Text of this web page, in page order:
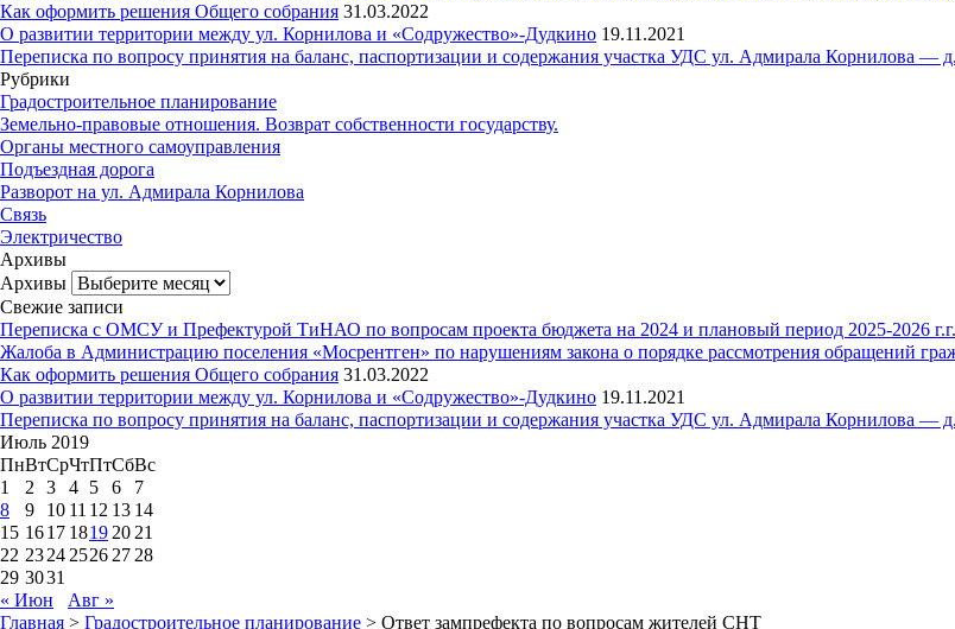
Как оформить решения Общего собрания 31.03.2022
О развитии территории между ул. Корнилова и «Содружество»-Дудкино 19.11.2021
Переписка по вопросу принятия на баланс, паспортизации и содержания участка УДС ул. Адмирала Корнилова —
Рубрики
Градостроительное планирование
Земельно-правовые отношения. Возврат собственности государству.
Органы местного самоуправления
Подъездная дорога
Разворот на ул. Адмирала Корнилова
Связь
Электричество
Архивы
Архивы
Свежие записи
Переписка с ОМСУ и Префектурой ТиНАО по вопросам проекта бюджета на 2024 и плановый период 2025-2026 г.г.
Жалоба в Администрацию поселения «Мосрентген» по нарушениям закона о порядке рассмотрения обращений
Как оформить решения Общего собрания 31.03.2022
О развитии территории между ул. Корнилова и «Содружество»-Дудкино 19.11.2021
Переписка по вопросу принятия на баланс, паспортизации и содержания участка УДС ул. Адмирала Корнилова —
Июль 2019
ПнВтСрЧтПтСбВс
1
2 3 4 5 6
7
8
9 10 11 12 13 14
15 1617 1819 20 21
22 2324 2526 27 28
29 3031
« Июн
Авг »
Главная > Градостроительное планирование > Ответ зампрефекта по вопросам жителей СНТ